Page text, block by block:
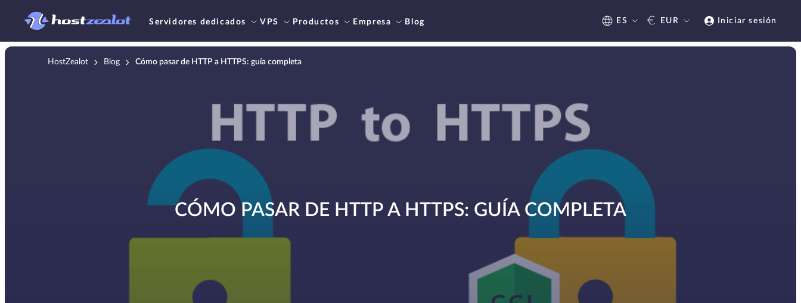
Servidores dedicados VPS Productos Empresa Blog ES € EUR Iniciar sesión
HostZealot Blog Cómo pasar de HTTP a HTTPS: guía completa
CÓMO PASAR DE HTTP A HTTPS: GUÍA COMPLETA